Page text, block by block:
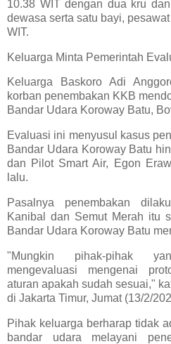
10.38 WIT dengan dua kru
dewasa serta satu bayi,
WIT.
Keluarga Minta Pemerintah
Keluarga Baskoro Adi
korban penembakan KKB
Bandar Udara Koroway Batu,
Evaluasi ini menyusul kasus
Bandar Udara Koroway Batu
dan Pilot Smart Air, Egon
lalu.
Pasalnya penembakan
Kanibal dan Semut Merah itu
Bandar Udara Koroway Batu
"Mungkin pihak-pihak
mengevaluasi mengenai
aturan apakah sudah sesuai,"
di Jakarta Timur, Jumat (13/2/
Pihak keluarga berharap tidak
bandar udara melayani